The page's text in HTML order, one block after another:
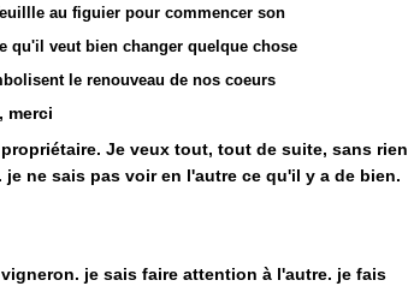
au figuier pour commencer son
qu'il veut bien changer quelque chose
le renouveau de nos coeurs
merci
Je veux tout, tout de suite, sans rien
ne sais pas voir en l'autre ce qu'il y a de bien.
je sais faire attention à l'autre. je fais